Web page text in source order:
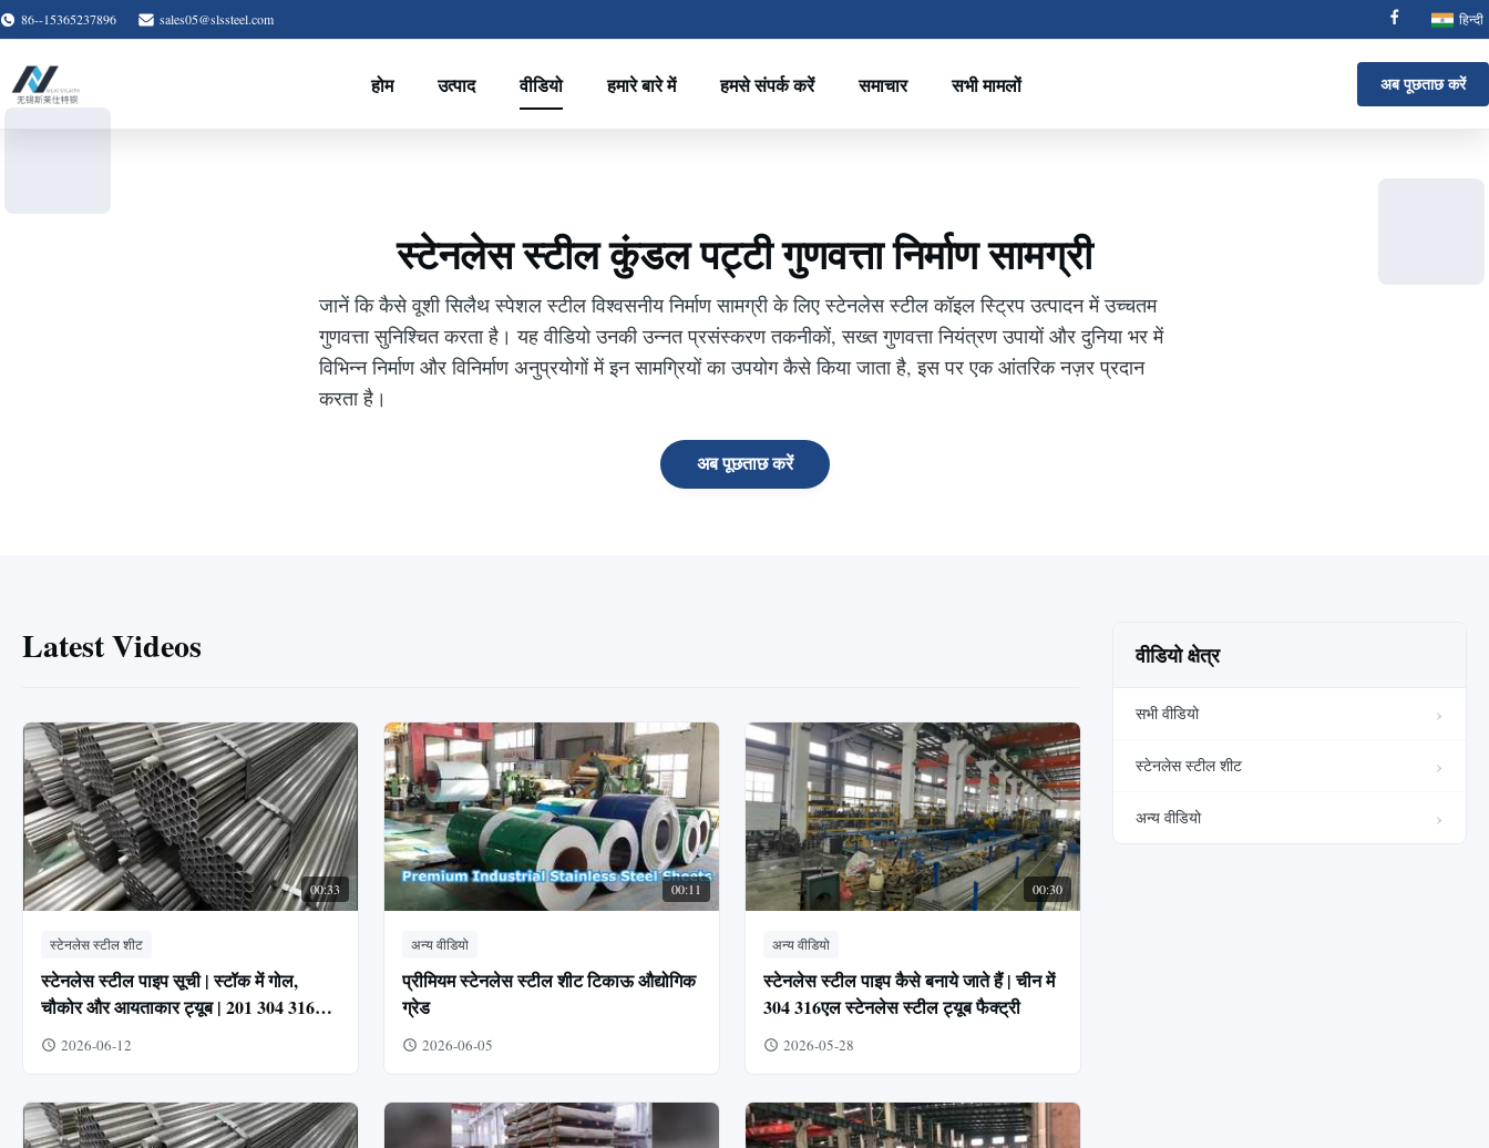
86--15365237896 sales05@slssteel.com हिन्दी
होम उत्पाद वीडियो हमारे बारे में हमसे संपर्क करें समाचार सभी मामलों अब पूछताछ करें
स्टेनलेस स्टील कुंडल पट्टी गुणवत्ता निर्माण सामग्री
जानें कि कैसे वूशी सिलैथ स्पेशल स्टील विश्वसनीय निर्माण सामग्री के लिए स्टेनलेस स्टील कॉइल स्ट्रिप उत्पादन में उच्चतम
गुणवत्ता सुनिश्चित करता है। यह वीडियो उनकी उन्नत प्रसंस्करण तकनीकों, सख्त गुणवत्ता नियंत्रण उपायों और दुनिया भर में
विभिन्न निर्माण और विनिर्माण अनुप्रयोगों में इन सामग्रियों का उपयोग कैसे किया जाता है, इस पर एक आंतरिक नज़र प्रदान
करता है।
अब पूछताछ करें
Latest Videos
00:33
स्टेनलेस स्टील शीट
स्टेनलेस स्टील पाइप सूची | स्टॉक में गोल,
चौकोर और आयताकार ट्यूब | 201 304 316
430 2026-06-12
00:11
अन्य वीडियो
प्रीमियम स्टेनलेस स्टील शीट टिकाऊ औद्योगिक
ग्रेड
2026-06-05
00:30
अन्य वीडियो
स्टेनलेस स्टील पाइप कैसे बनाये जाते हैं | चीन में
304 316एल स्टेनलेस स्टील ट्यूब फैक्ट्री
2026-05-28
वीडियो क्षेत्र
सभी वीडियो
स्टेनलेस स्टील शीट
अन्य वीडियो